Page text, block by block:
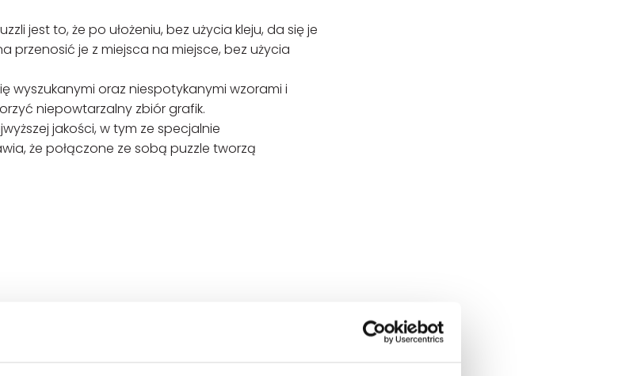
jest to, że po ułożeniu, bez użycia kleju, da się je
przenosić je z miejsca na miejsce, bez użycia
wyszukanymi oraz niespotykanymi wzorami i
niepowtarzalny zbiór grafik.
jakości, w tym ze specjalnie
że połączone ze sobą puzzle tworzą